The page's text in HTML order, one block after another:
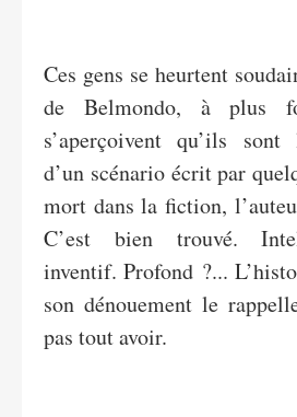
Ces gens se heurtent
de Belmondo, à plus
s’aperçoivent qu’ils sont
d’un scénario écrit par
mort dans la fiction,
C’est bien trouvé.
inventif. Profond ?...
son dénouement le
pas tout avoir.